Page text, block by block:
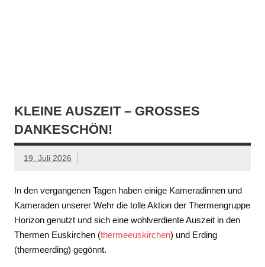
KLEINE AUSZEIT – GROSSES D
ANKESCHÖN!
19. Juli 2026
In den vergangenen Tagen haben einige Kameradinnen und
Kameraden unserer Wehr die tolle Aktion der Thermengruppe
Horizon genutzt und sich eine wohlverdiente Auszeit in den
Thermen Euskirchen (thermeeuskirchen) und Erding
(thermeerding) gegönnt.